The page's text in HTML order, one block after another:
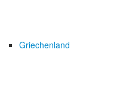
Griechenland